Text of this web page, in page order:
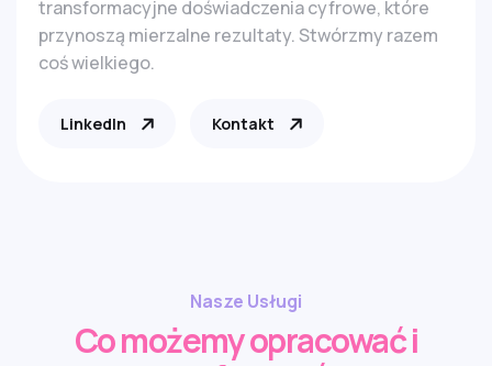
transformacyjne doświadczenia cyfrowe, które
przynoszą mierzalne rezultaty. Stwórzmy razem
coś wielkiego.
LinkedIn Kontakt
Nasze Usługi
Co możemy opracować i